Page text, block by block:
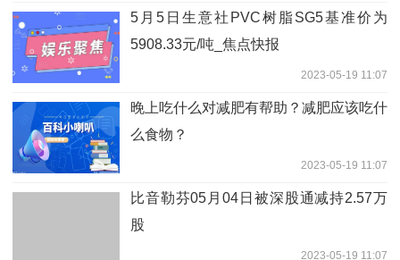
5月5日生意社PVC树脂SG5基准价为
5908.33元/吨_焦点快报
2023-05-19 11:07
晚上吃什么对减肥有帮助？减肥应该吃什
么食物？
2023-05-19 11:07
比音勒芬05月04日被深股通减持2.57万
股
2023-05-19 11:07